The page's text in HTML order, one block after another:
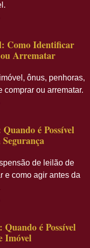
Como Identificar
Arrematar
ônus, penhoras,
ou arrematar.
é Possível
de leilão de
e como agir antes da
é Possível
Imóvel